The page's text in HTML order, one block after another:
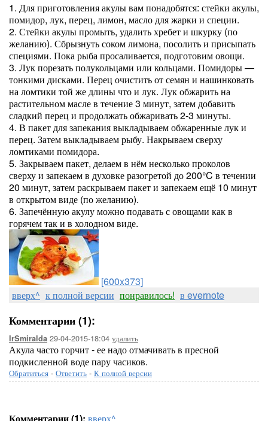
1. Для приготовления акулы вам понадобятся: стейки акулы,
помидор, лук, перец, лимон, масло для жарки и специи.
2. Стейки акулы промыть, удалить хребет и шкурку (по
желанию). Сбрызнуть соком лимона, посолить и присыпать
специями. Пока рыба просаливается, подготовим овощи.
3. Лук порезать полукольцами или кольцами. Помидоры —
тонкими дисками. Перец очистить от семян и нашинковать
на ломтики той же длины что и лук. Лук обжарить на
растительном масле в течение 3 минут, затем добавить
сладкий перец и продолжать обжаривать 2-3 минуты.
4. В пакет для запекания выкладываем обжаренные лук и
перец. Затем выкладываем рыбу. Накрываем сверху
ломтиками помидора.
5. Закрываем пакет, делаем в нём несколько проколов
сверху и запекаем в духовке разогретой до 200°C в течении
20 минут, затем раскрываем пакет и запекаем ещё 10 минут
в открытом виде (по желанию).
6. Запечённую акулу можно подавать с овощами как в
горячем так и в холодном виде.
[600x373]
вверх^ к полной версии понравилось! в evernote
Комментарии (1):
IrSmiralda 29-04-2015-18:04 удалить
Акула часто горчит - ее надо отмачивать в пресной
подкисленной воде пару часиков.
Обратиться - Ответить - К полной версии